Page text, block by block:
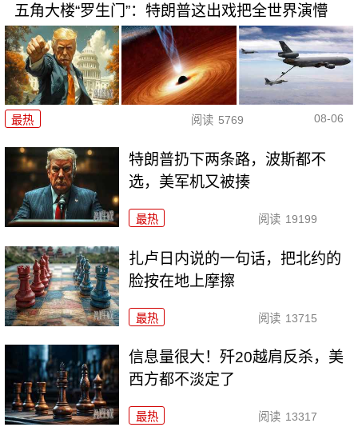
五角大楼“罗生门”：特朗普这出戏把全世界演懵
最热 阅读 5769 08-06
特朗普扔下两条路，波斯都不
选，美军机又被揍
最热 阅读 19199
扎卢日内说的一句话，把北约的
脸按在地上摩擦
最热 阅读 13715
信息量很大！歼20越肩反杀，美
西方都不淡定了
最热 阅读 13317